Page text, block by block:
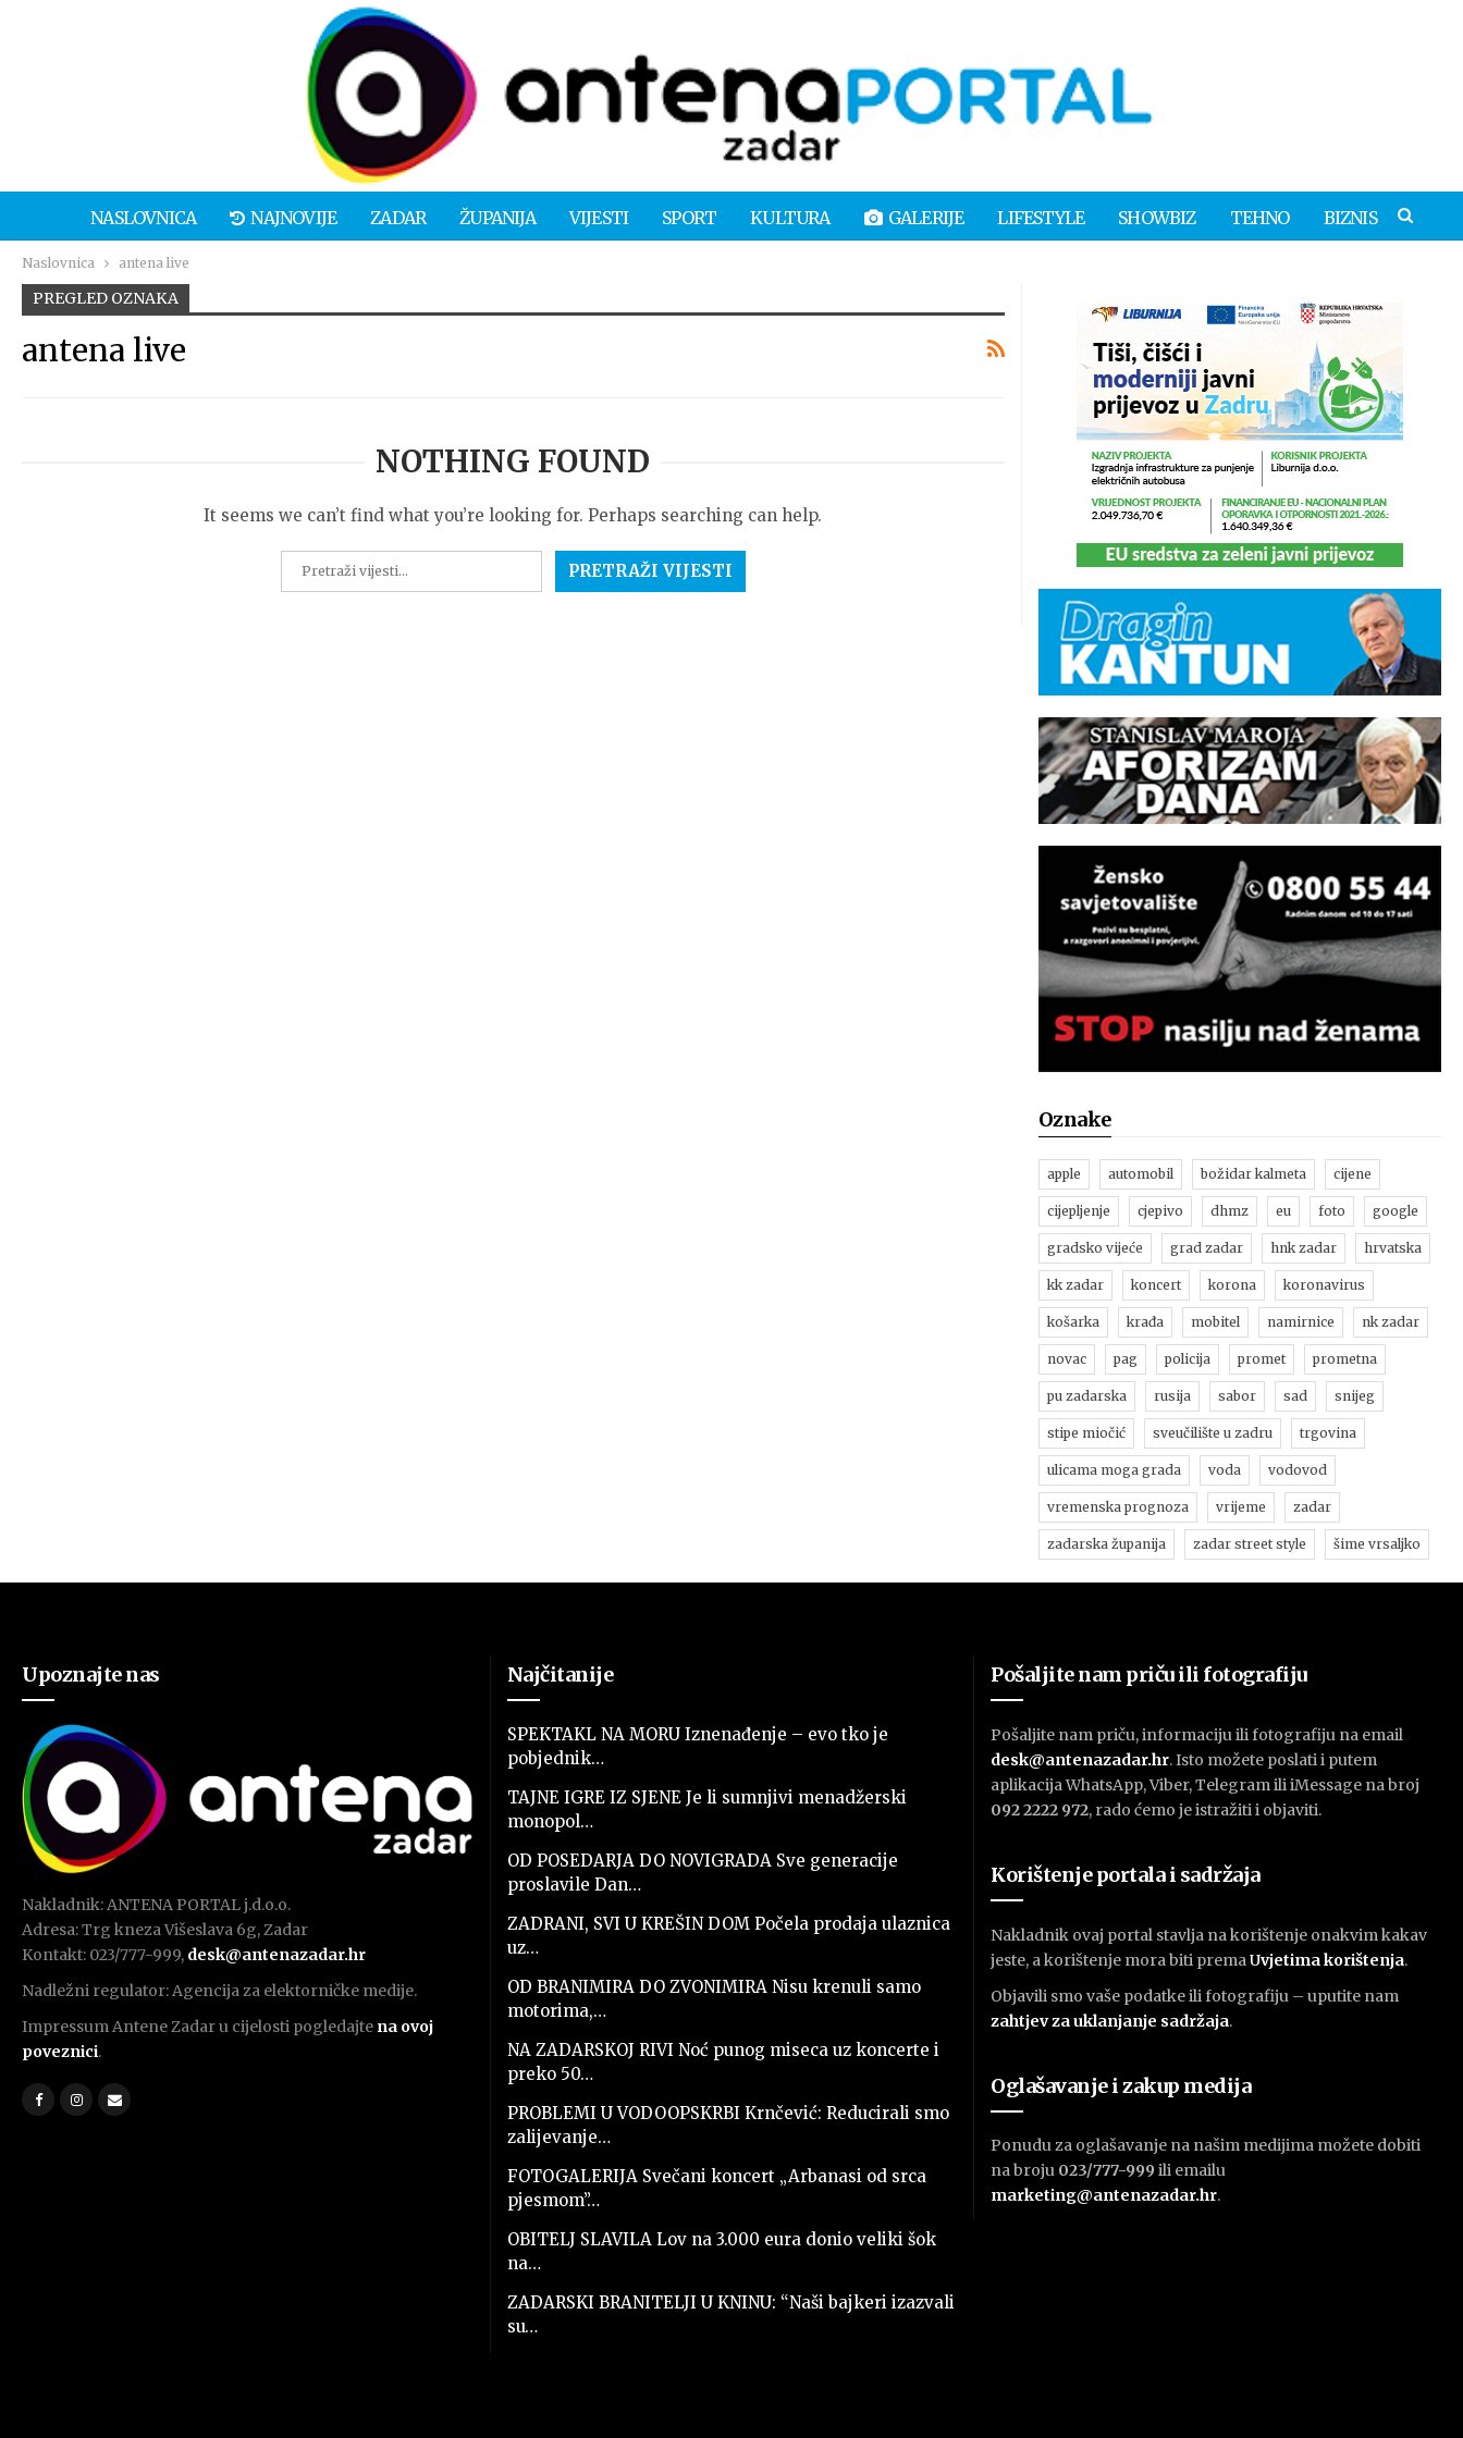
NASLOVNICA NAJNOVIJE ZADAR ŽUPANIJA VIJESTI SPORT KULTURA GALERIJE LIFESTYLE SHOWBIZ TEHNO BIZNIS
Naslovnica antena live
PREGLED OZNAKA
antena live
NOTHING FOUND
It seems we can’t find what you’re looking for. Perhaps searching can help.
Oznake
apple automobil božidar kalmeta cijene
cijepljenje cjepivo dhmz eu foto google
gradsko vijeće grad zadar hnk zadar hrvatska
kk zadar koncert korona koronavirus
košarka krađa mobitel namirnice nk zadar
novac pag policija promet prometna
pu zadarska rusija sabor sad snijeg
stipe miočić sveučilište u zadru trgovina
ulicama moga grada voda vodovod
vremenska prognoza vrijeme zadar
zadarska županija zadar street style šime vrsaljko
Upoznajte nas
Nakladnik: ANTENA PORTAL j.d.o.o.
Adresa: Trg kneza Višeslava 6g, Zadar
Kontakt: 023/777-999, desk@antenazadar.hr
Nadležni regulator: Agencija za elektorničke medije.
Impressum Antene Zadar u cijelosti pogledajte na ovoj
poveznici.
Najčitanije
SPEKTAKL NA MORU Iznenađenje – evo tko je
pobjednik…
TAJNE IGRE IZ SJENE Je li sumnjivi menadžerski
monopol…
OD POSEDARJA DO NOVIGRADA Sve generacije
proslavile Dan…
ZADRANI, SVI U KREŠIN DOM Počela prodaja ulaznica
uz…
OD BRANIMIRA DO ZVONIMIRA Nisu krenuli samo
motorima,…
NA ZADARSKOJ RIVI Noć punog miseca uz koncerte i
preko 50…
PROBLEMI U VODOOPSKRBI Krnčević: Reducirali smo
zalijevanje…
FOTOGALERIJA Svečani koncert „Arbanasi od srca
pjesmom”…
OBITELJ SLAVILA Lov na 3.000 eura donio veliki šok
na…
ZADARSKI BRANITELJI U KNINU: “Naši bajkeri izazvali
su…
Pošaljite nam priču ili fotografiju
Pošaljite nam priču, informaciju ili fotografiju na email
desk@antenazadar.hr. Isto možete poslati i putem
aplikacija WhatsApp, Viber, Telegram ili iMessage na broj
092 2222 972, rado ćemo je istražiti i objaviti.
Korištenje portala i sadržaja
Nakladnik ovaj portal stavlja na korištenje onakvim kakav
jeste, a korištenje mora biti premaUvjetima korištenja.
Objavili smo vaše podatke ili fotografiju – uputite nam
zahtjev za uklanjanje sadržaja.
Oglašavanje i zakup medija
Ponudu za oglašavanje na našim medijima možete dobiti
na broju 023/777-999 ili emailu
marketing@antenazadar.hr.